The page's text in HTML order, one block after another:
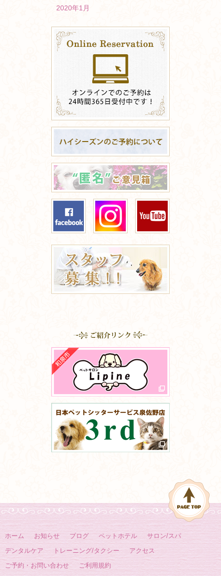
2020年1月
ホーム お知らせ ブログ ペットホテル
サロン/スパ
デンタルケア
トレーニング/タクシー
アクセス
ご予約・お問い合わせ
ご利用規約